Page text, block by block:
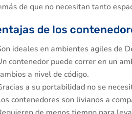
de que no necesitan tanto
de los
ideales en ambientes agiles de
contenedor puede correr en un
a nivel de código.
a su portabilidad no se
contenedores son livianos a